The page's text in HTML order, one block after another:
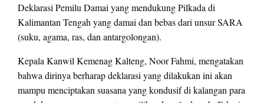
Deklarasi Pemilu Damai yang mendukung Pilkada di
Kalimantan Tengah yang damai dan bebas dari unsur SARA
(suku, agama, ras, dan antargolongan).
Kepala Kanwil Kemenag Kalteng, Noor Fahmi, mengatakan
bahwa dirinya berharap deklarasi yang dilakukan ini akan
mampu menciptakan suasana yang kondusif di kalangan para